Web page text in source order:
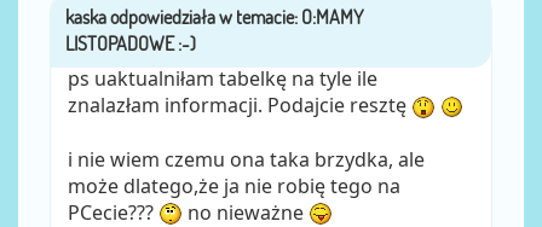
przezkaska
ps uaktualniłam tabelkę na tyle ile
znalazłam informacji. Podajcie resztę
i nie wiem czemu ona taka brzydka, ale
może dlatego,że ja nie robię tego na
PCecie???
no nieważne